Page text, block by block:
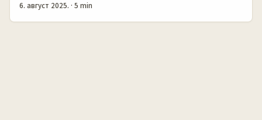
radiš sa brendovima iz Singapura preko eBay platforme, ovaj
6. август 2025. · 5 min